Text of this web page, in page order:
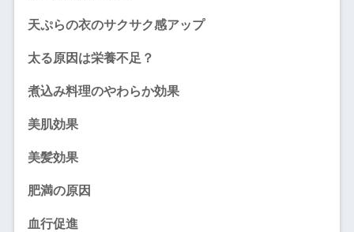
天ぷらの衣のサクサク感アップ
太る原因は栄養不足？
煮込み料理のやわらか効果
美肌効果
美髪効果
肥満の原因
血行促進